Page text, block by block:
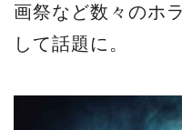
画祭など数々のホ
して話題に。